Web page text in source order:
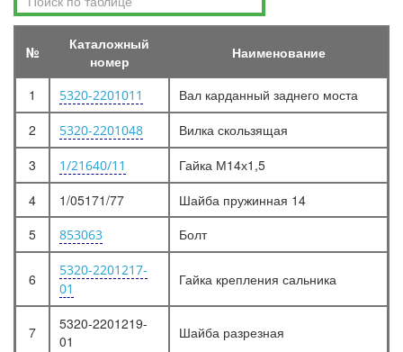
№
Каталожный
номер
Наименование
1 5320-2201011
Вал карданный заднего моста
2
5320-2201048
Вилка скользящая
3
1/21640/11
Гайка М14х1,5
4
1/05171/77
Шайба пружинная 14
5
853063 Болт
6
5320-2201217-
01
Гайка крепления сальника
7
5320-2201219-
01
Шайба разрезная